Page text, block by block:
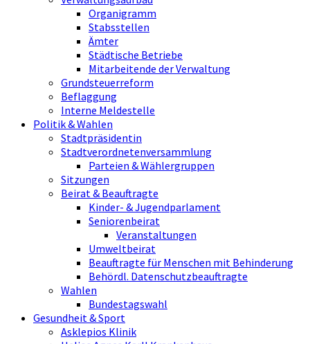
Organigramm
Stabsstellen
Ämter
Städtische Betriebe
Mitarbeitende der Verwaltung
Grundsteuerreform
Beflaggung
Interne Meldestelle
Politik & Wahlen
Stadtpräsidentin
Stadtverordnetenversammlung
Parteien & Wählergruppen
Sitzungen
Beirat & Beauftragte
Kinder- & Jugendparlament
Seniorenbeirat
Veranstaltungen
Umweltbeirat
Beauftragte für Menschen mit Behinderung
Behördl. Datenschutzbeauftragte
Wahlen
Bundestagswahl
Gesundheit & Sport
Asklepios Klinik